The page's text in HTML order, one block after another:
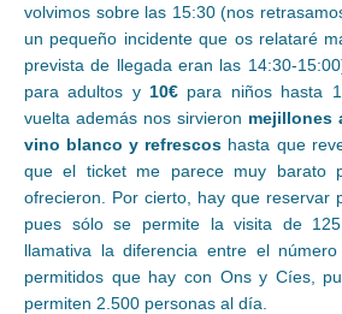
volvimos sobre las 15:30 (nos
un pequeño incidente que os relataré
prevista de llegada eran las 14:30-
para adultos y 10€ para niños hasta
vuelta además nos sirvieron mejillones
vino blanco y refrescos hasta que
que el ticket me parece muy barato
ofrecieron. Por cierto, hay que reservar
pues sólo se permite la visita de
llamativa la diferencia entre el
permitidos que hay con Ons y Cíes,
permiten 2.500 personas al día.